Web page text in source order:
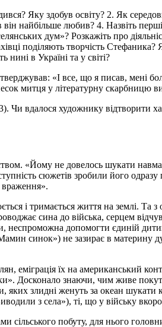
Яку здобув освіту? 2. Як
найбільше любив? 4. Назвіть
дум»? Розкажіть про
поділяють творчість
в Україні та у світі?
«І все, що я писав, мені
митця у літературну
Чи вдалося художнику відтворити
«Йому не довелось шукати
сюжетів зробили його
враження».
і тримається життя на землі.
сина до війська, серцем
допомогти єдиній
синок») не зазирає в материну
еміграція їх на американський
Досконало знаючи, чим живе
яких злидні женуть за океан
з села»), ті, що у війську
побуту, для нього